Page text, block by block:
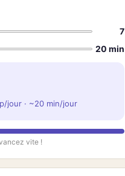
7
20 min
jour · ~20 min/jour
vite !